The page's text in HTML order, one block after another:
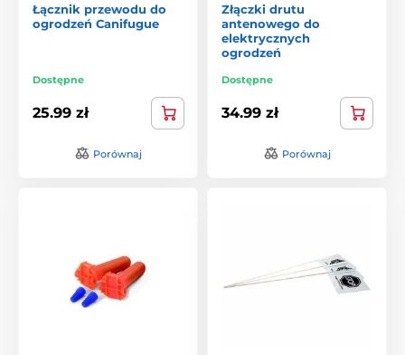
Łącznik przewodu do
ogrodzeń Canifugue
Dostępne
25.99 zł
Porównaj
Złączki drutu
antenowego do
elektrycznych
ogrodzeń
Dostępne
34.99 zł
Porównaj